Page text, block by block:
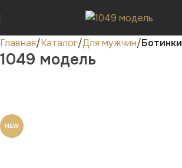
Главная Каталог Для мужчин Ботинки
1049 модель
NEW